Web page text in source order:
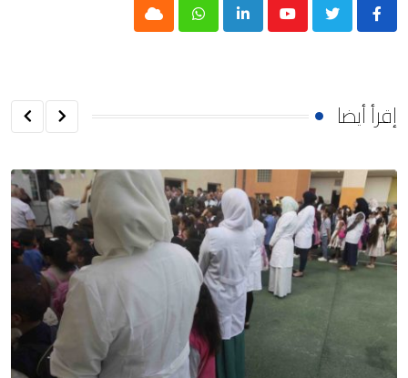
Youtube
LinkedIn
Whatsapp
Cloud
إقرأ أيضا